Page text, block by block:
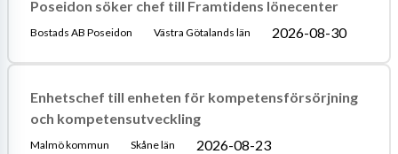
Poseidon söker chef till Framtidens lönecenter
Bostads AB Poseidon Västra Götalands län 2026-08-30
Enhetschef till enheten för kompetensförsörjning
och kompetensutveckling
Malmö kommun Skåne län 2026-08-23